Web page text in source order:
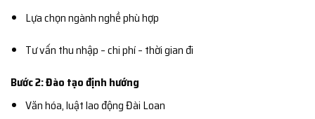
Lựa chọn ngành nghề phù hợp
Tư vấn thu nhập – chi phí – thời gian đi
Bước 2: Đào tạo định hướng
Văn hóa, luật lao động Đài Loan